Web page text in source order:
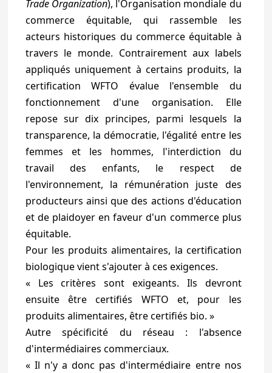
Trade Organization), l'Organisation mondiale du
commerce équitable, qui rassemble les
acteurs historiques du commerce équitable à
travers le monde. Contrairement aux labels
appliqués uniquement à certains produits, la
certification WFTO évalue l'ensemble du
fonctionnement d'une organisation. Elle
repose sur dix principes, parmi lesquels la
transparence, la démocratie, l'égalité entre les
femmes et les hommes, l'interdiction du
travail des enfants, le respect de
l'environnement, la rémunération juste des
producteurs ainsi que des actions d'éducation
et de plaidoyer en faveur d'un commerce plus
équitable.
Pour les produits alimentaires, la certification
biologique vient s'ajouter à ces exigences.
« Les critères sont exigeants. Ils devront
ensuite être certifiés WFTO et, pour les
produits alimentaires, être certifiés bio. »
Autre spécificité du réseau : l'absence
d'intermédiaires commerciaux.
« Il n'y a donc pas d'intermédiaire entre nos